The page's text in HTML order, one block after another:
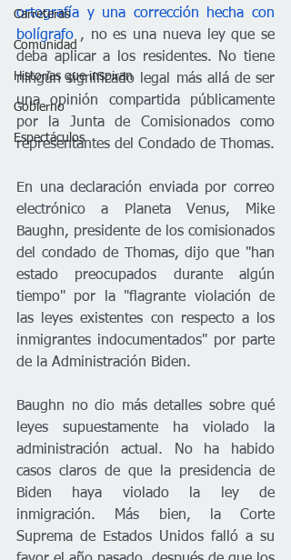
Carreteras
Comunidad
Historias que inspiran
Gobierno
Espectáculos
ortografía y una corrección hecha con
bolígrafo , no es una nueva ley que se
deba aplicar a los residentes. No tiene
ningún significado legal más allá de ser
una opinión compartida públicamente
por la Junta de Comisionados como
representantes del Condado de Thomas.
En una declaración enviada por correo
electrónico a Planeta Venus, Mike
Baughn, presidente de los comisionados
del condado de Thomas, dijo que "han
estado preocupados durante algún
tiempo" por la "flagrante violación de
las leyes existentes con respecto a los
inmigrantes indocumentados" por parte
de la Administración Biden.
Baughn no dio más detalles sobre qué
leyes supuestamente ha violado la
administración actual. No ha habido
casos claros de que la presidencia de
Biden haya violado la ley de
inmigración. Más bien, la Corte
Suprema de Estados Unidos falló a su